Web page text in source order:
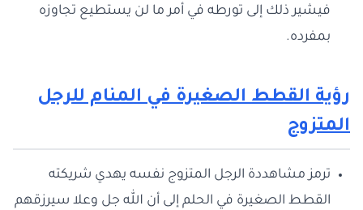
فيشير ذلك إلى تورطه في أمر ما لن يستطيع تجاوزه
بمفرده.
رؤية القطط الصغيرة في المنام للرجل
المتزوج
ترمز مشاهددة الرجل المتزوج نفسه يهدي شريكته
القطط الصغيرة في الحلم إلى أن الله جل وعلا سيرزقهم